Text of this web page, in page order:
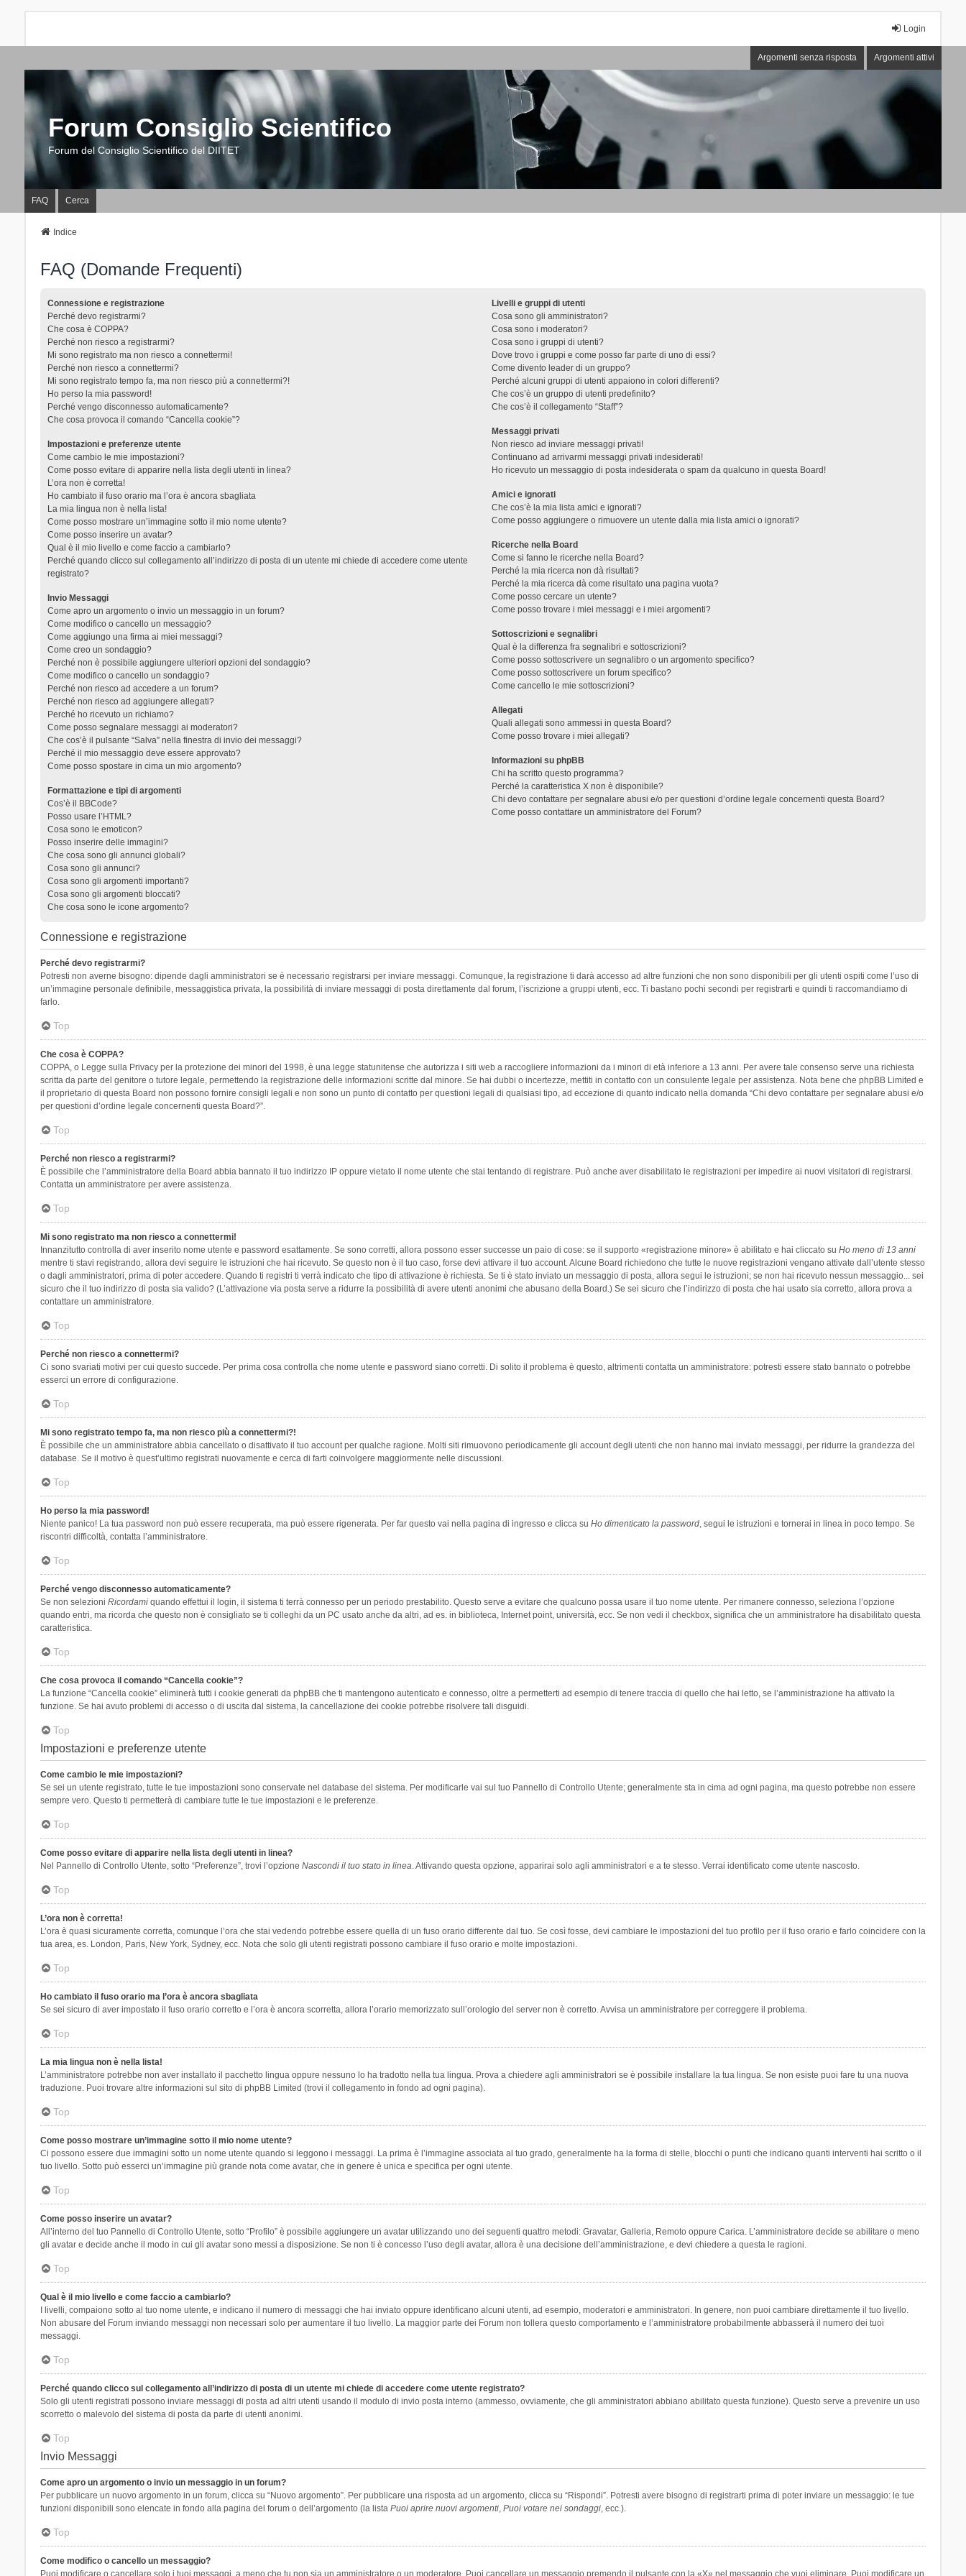
Login
Argomenti senza risposta Argomenti attivi
Forum Consiglio Scientifico
Forum del Consiglio Scientifico del DIITET
FAQ Cerca
Indice
FAQ (Domande Frequenti)
Connessione e registrazione
Perché devo registrarmi?
Che cosa è COPPA?
Perché non riesco a registrarmi?
Mi sono registrato ma non riesco a connettermi!
Perché non riesco a connettermi?
Mi sono registrato tempo fa, ma non riesco più a connettermi?!
Ho perso la mia password!
Perché vengo disconnesso automaticamente?
Che cosa provoca il comando “Cancella cookie”?
Impostazioni e preferenze utente
Come cambio le mie impostazioni?
Come posso evitare di apparire nella lista degli utenti in linea?
L’ora non è corretta!
Ho cambiato il fuso orario ma l’ora è ancora sbagliata
La mia lingua non è nella lista!
Come posso mostrare un’immagine sotto il mio nome utente?
Come posso inserire un avatar?
Qual è il mio livello e come faccio a cambiarlo?
Perché quando clicco sul collegamento all’indirizzo di posta di un utente mi chiede di accedere come utente
registrato?
Invio Messaggi
Come apro un argomento o invio un messaggio in un forum?
Come modifico o cancello un messaggio?
Come aggiungo una firma ai miei messaggi?
Come creo un sondaggio?
Perché non è possibile aggiungere ulteriori opzioni del sondaggio?
Come modifico o cancello un sondaggio?
Perché non riesco ad accedere a un forum?
Perché non riesco ad aggiungere allegati?
Perché ho ricevuto un richiamo?
Come posso segnalare messaggi ai moderatori?
Che cos’è il pulsante “Salva” nella finestra di invio dei messaggi?
Perché il mio messaggio deve essere approvato?
Come posso spostare in cima un mio argomento?
Formattazione e tipi di argomenti
Cos’è il BBCode?
Posso usare l’HTML?
Cosa sono le emoticon?
Posso inserire delle immagini?
Che cosa sono gli annunci globali?
Cosa sono gli annunci?
Cosa sono gli argomenti importanti?
Cosa sono gli argomenti bloccati?
Che cosa sono le icone argomento?
Livelli e gruppi di utenti
Cosa sono gli amministratori?
Cosa sono i moderatori?
Cosa sono i gruppi di utenti?
Dove trovo i gruppi e come posso far parte di uno di essi?
Come divento leader di un gruppo?
Perché alcuni gruppi di utenti appaiono in colori differenti?
Che cos’è un gruppo di utenti predefinito?
Che cos’è il collegamento “Staff”?
Messaggi privati
Non riesco ad inviare messaggi privati!
Continuano ad arrivarmi messaggi privati indesiderati!
Ho ricevuto un messaggio di posta indesiderata o spam da qualcuno in questa Board!
Amici e ignorati
Che cos’è la mia lista amici e ignorati?
Come posso aggiungere o rimuovere un utente dalla mia lista amici o ignorati?
Ricerche nella Board
Come si fanno le ricerche nella Board?
Perché la mia ricerca non dà risultati?
Perché la mia ricerca dà come risultato una pagina vuota?
Come posso cercare un utente?
Come posso trovare i miei messaggi e i miei argomenti?
Sottoscrizioni e segnalibri
Qual è la differenza fra segnalibri e sottoscrizioni?
Come posso sottoscrivere un segnalibro o un argomento specifico?
Come posso sottoscrivere un forum specifico?
Come cancello le mie sottoscrizioni?
Allegati
Quali allegati sono ammessi in questa Board?
Come posso trovare i miei allegati?
Informazioni su phpBB
Chi ha scritto questo programma?
Perché la caratteristica X non è disponibile?
Chi devo contattare per segnalare abusi e/o per questioni d’ordine legale concernenti questa Board?
Come posso contattare un amministratore del Forum?
Connessione e registrazione
Perché devo registrarmi?
Potresti non averne bisogno: dipende dagli amministratori se è necessario registrarsi per inviare messaggi. Comunque, la registrazione ti darà accesso ad altre funzioni che non sono disponibili per gli utenti ospiti come l’uso di
un’immagine personale definibile, messaggistica privata, la possibilità di inviare messaggi di posta direttamente dal forum, l’iscrizione a gruppi utenti, ecc. Ti bastano pochi secondi per registrarti e quindi ti raccomandiamo di
farlo.
Top
Che cosa è COPPA?
COPPA, o Legge sulla Privacy per la protezione dei minori del 1998, è una legge statunitense che autorizza i siti web a raccogliere informazioni da i minori di età inferiore a 13 anni. Per avere tale consenso serve una richiesta
scritta da parte del genitore o tutore legale, permettendo la registrazione delle informazioni scritte dal minore. Se hai dubbi o incertezze, mettiti in contatto con un consulente legale per assistenza. Nota bene che phpBB Limited e
il proprietario di questa Board non possono fornire consigli legali e non sono un punto di contatto per questioni legali di qualsiasi tipo, ad eccezione di quanto indicato nella domanda “Chi devo contattare per segnalare abusi e/o
per questioni d’ordine legale concernenti questa Board?”.
Top
Perché non riesco a registrarmi?
È possibile che l’amministratore della Board abbia bannato il tuo indirizzo IP oppure vietato il nome utente che stai tentando di registrare. Può anche aver disabilitato le registrazioni per impedire ai nuovi visitatori di registrarsi.
Contatta un amministratore per avere assistenza.
Top
Mi sono registrato ma non riesco a connettermi!
Innanzitutto controlla di aver inserito nome utente e password esattamente. Se sono corretti, allora possono esser successe un paio di cose: se il supporto «registrazione minore» è abilitato e hai cliccato su Ho meno di 13 anni
mentre ti stavi registrando, allora devi seguire le istruzioni che hai ricevuto. Se questo non è il tuo caso, forse devi attivare il tuo account. Alcune Board richiedono che tutte le nuove registrazioni vengano attivate dall’utente stesso
o dagli amministratori, prima di poter accedere. Quando ti registri ti verrà indicato che tipo di attivazione è richiesta. Se ti è stato inviato un messaggio di posta, allora segui le istruzioni; se non hai ricevuto nessun messaggio... sei
sicuro che il tuo indirizzo di posta sia valido? (L’attivazione via posta serve a ridurre la possibilità di avere utenti anonimi che abusano della Board.) Se sei sicuro che l’indirizzo di posta che hai usato sia corretto, allora prova a
contattare un amministratore.
Top
Perché non riesco a connettermi?
Ci sono svariati motivi per cui questo succede. Per prima cosa controlla che nome utente e password siano corretti. Di solito il problema è questo, altrimenti contatta un amministratore: potresti essere stato bannato o potrebbe
esserci un errore di configurazione.
Top
Mi sono registrato tempo fa, ma non riesco più a connettermi?!
È possibile che un amministratore abbia cancellato o disattivato il tuo account per qualche ragione. Molti siti rimuovono periodicamente gli account degli utenti che non hanno mai inviato messaggi, per ridurre la grandezza del
database. Se il motivo è quest’ultimo registrati nuovamente e cerca di farti coinvolgere maggiormente nelle discussioni.
Top
Ho perso la mia password!
Niente panico! La tua password non può essere recuperata, ma può essere rigenerata. Per far questo vai nella pagina di ingresso e clicca su Ho dimenticato la password, segui le istruzioni e tornerai in linea in poco tempo. Se
riscontri difficoltà, contatta l’amministratore.
Top
Perché vengo disconnesso automaticamente?
Se non selezioni Ricordamiquando effettui il login, il sistema ti terrà connesso per un periodo prestabilito. Questo serve a evitare che qualcuno possa usare il tuo nome utente. Per rimanere connesso, seleziona l’opzione
quando entri, ma ricorda che questo non è consigliato se ti colleghi da un PC usato anche da altri, ad es. in biblioteca, Internet point, università, ecc. Se non vedi il checkbox, significa che un amministratore ha disabilitato questa
caratteristica.
Top
Che cosa provoca il comando “Cancella cookie”?
La funzione “Cancella cookie” eliminerà tutti i cookie generati da phpBB che ti mantengono autenticato e connesso, oltre a permetterti ad esempio di tenere traccia di quello che hai letto, se l’amministrazione ha attivato la
funzione. Se hai avuto problemi di accesso o di uscita dal sistema, la cancellazione dei cookie potrebbe risolvere tali disguidi.
Top
Impostazioni e preferenze utente
Come cambio le mie impostazioni?
Se sei un utente registrato, tutte le tue impostazioni sono conservate nel database del sistema. Per modificarle vai sul tuo Pannello di Controllo Utente; generalmente sta in cima ad ogni pagina, ma questo potrebbe non essere
sempre vero. Questo ti permetterà di cambiare tutte le tue impostazioni e le preferenze.
Top
Come posso evitare di apparire nella lista degli utenti in linea?
Nel Pannello di Controllo Utente, sotto “Preferenze”, trovi l’opzione Nascondi il tuo stato in linea. Attivando questa opzione, apparirai solo agli amministratori e a te stesso. Verrai identificato come utente nascosto.
Top
L’ora non è corretta!
L’ora è quasi sicuramente corretta, comunque l’ora che stai vedendo potrebbe essere quella di un fuso orario differente dal tuo. Se così fosse, devi cambiare le impostazioni del tuo profilo per il fuso orario e farlo coincidere con la
tua area, es. London, Paris, New York, Sydney, ecc. Nota che solo gli utenti registrati possono cambiare il fuso orario e molte impostazioni.
Top
Ho cambiato il fuso orario ma l’ora è ancora sbagliata
Se sei sicuro di aver impostato il fuso orario corretto e l’ora è ancora scorretta, allora l’orario memorizzato sull’orologio del server non è corretto. Avvisa un amministratore per correggere il problema.
Top
La mia lingua non è nella lista!
L’amministratore potrebbe non aver installato il pacchetto lingua oppure nessuno lo ha tradotto nella tua lingua. Prova a chiedere agli amministratori se è possibile installare la tua lingua. Se non esiste puoi fare tu una nuova
traduzione. Puoi trovare altre informazioni sul sito di phpBB Limited (trovi il collegamento in fondo ad ogni pagina).
Top
Come posso mostrare un’immagine sotto il mio nome utente?
Ci possono essere due immagini sotto un nome utente quando si leggono i messaggi. La prima è l’immagine associata al tuo grado, generalmente ha la forma di stelle, blocchi o punti che indicano quanti interventi hai scritto o il
tuo livello. Sotto può esserci un’immagine più grande nota come avatar, che in genere è unica e specifica per ogni utente.
Top
Come posso inserire un avatar?
All’interno del tuo Pannello di Controllo Utente, sotto “Profilo” è possibile aggiungere un avatar utilizzando uno dei seguenti quattro metodi: Gravatar, Galleria, Remoto oppure Carica. L’amministratore decide se abilitare o meno
gli avatar e decide anche il modo in cui gli avatar sono messi a disposizione. Se non ti è concesso l’uso degli avatar, allora è una decisione dell’amministrazione, e devi chiedere a questa le ragioni.
Top
Qual è il mio livello e come faccio a cambiarlo?
I livelli, compaiono sotto al tuo nome utente, e indicano il numero di messaggi che hai inviato oppure identificano alcuni utenti, ad esempio, moderatori e amministratori. In genere, non puoi cambiare direttamente il tuo livello.
Non abusare del Forum inviando messaggi non necessari solo per aumentare il tuo livello. La maggior parte dei Forum non tollera questo comportamento e l’amministratore probabilmente abbasserà il numero dei tuoi
messaggi.
Top
Perché quando clicco sul collegamento all’indirizzo di posta di un utente mi chiede di accedere come utente registrato?
Solo gli utenti registrati possono inviare messaggi di posta ad altri utenti usando il modulo di invio posta interno (ammesso, ovviamente, che gli amministratori abbiano abilitato questa funzione). Questo serve a prevenire un uso
scorretto o malevolo del sistema di posta da parte di utenti anonimi.
Top
Invio Messaggi
Come apro un argomento o invio un messaggio in un forum?
Per pubblicare un nuovo argomento in un forum, clicca su “Nuovo argomento”. Per pubblicare una risposta ad un argomento, clicca su “Rispondi”. Potresti avere bisogno di registrarti prima di poter inviare un messaggio: le tue
funzioni disponibili sono elencate in fondo alla pagina del forum o dell’argomento (la lista Puoi aprire nuovi argomenti, Puoi votare nei sondaggi, ecc.).
Top
Come modifico o cancello un messaggio?
Puoi modificare o cancellare solo i tuoi messaggi, a meno che tu non sia un amministratore o un moderatore. Puoi cancellare un messaggio premendo il pulsante con la «X» nel messaggio che vuoi eliminare. Puoi modificare un